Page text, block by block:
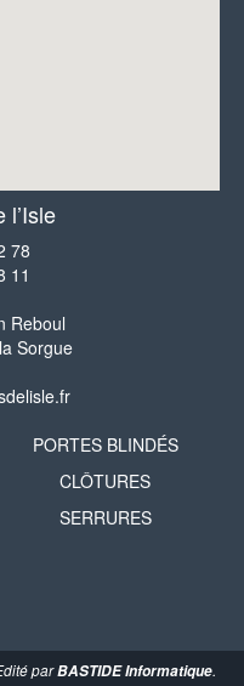
l’Isle
78
11
Reboul
Sorgue
PORTES BLINDÉS
CLÔTURES
SERRURES
parBASTIDE Informatique.